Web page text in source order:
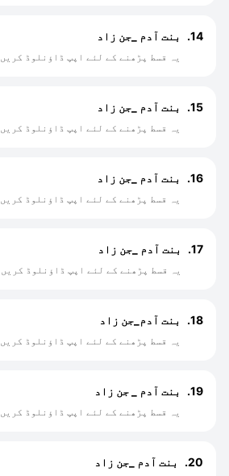
14. بنت آدم _جن زاد
یہ قسط پڑھنے کے لئے اپپ ڈاؤنلوڈ کریں
15. بنت آدم _جن زاد
یہ قسط پڑھنے کے لئے اپپ ڈاؤنلوڈ کریں
16. بنت آدم _جن زاد
یہ قسط پڑھنے کے لئے اپپ ڈاؤنلوڈ کریں
17. بنت آدم _جن زاد
یہ قسط پڑھنے کے لئے اپپ ڈاؤنلوڈ کریں
18. بنت آدم_جن زاد
یہ قسط پڑھنے کے لئے اپپ ڈاؤنلوڈ کریں
19. بنت آدم _ جن زاد
یہ قسط پڑھنے کے لئے اپپ ڈاؤنلوڈ کریں
20. بنت آدم _جن زاد